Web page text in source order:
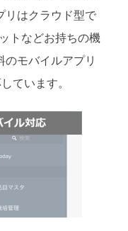
リはクラウド型で
トなどお持ちの機
モバイルアプリ
ています。